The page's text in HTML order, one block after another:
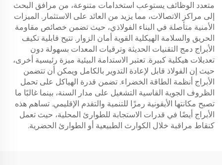
متعدد الوظائف يستوعب استخدامات متنوعة، من مرافق البحث
إلى مراكز الاتصالات، مما يزيد من العائد على الاستثمار. الميزات
الأمنية متأصلة في البناء الفولاذي، حيث تضمن خصائص مقاومة
الحريق والسلامة الهيكلية القوية أمان الزوار. تتيح قابلية تكيف
الأبراج دمج التقنيات الحديثة وترقيات المعدات بسهولة دون
تعديلات هيكلية كبيرة. تعتبر الاستدامة البيئية ميزة رئيسية أخرى،
حيث إن الفولاذ قابل لإعادة التدوير بالكامل ويمكن أن تتضمن
الأبراج أنظمة الطاقة الخضراء. تضمن قدرة الهياكل على تحمل
الظروف الجوية القاسية التشغيل على مدار السنة، بينما غالبًا ما
تصبح مكانتها الأيقونية رمزًا للتنمية والتقدم الإقليمي. تساهم هذه
الأبراج أيضًا في قدرات الاستجابة للطوارئ المحلية، حيث تعمل
كنقاط مراقبة خلال الكوارث الطبيعية أو الطوارئ الحضرية.